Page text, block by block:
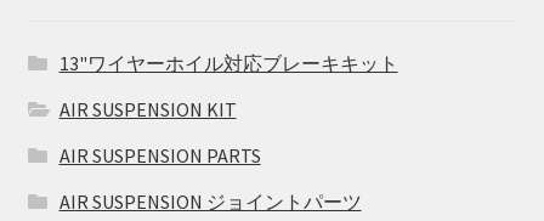
13"ワイヤーホイル対応ブレーキキット
AIR SUSPENSION KIT
AIR SUSPENSION PARTS
AIR SUSPENSION ジョイントパーツ